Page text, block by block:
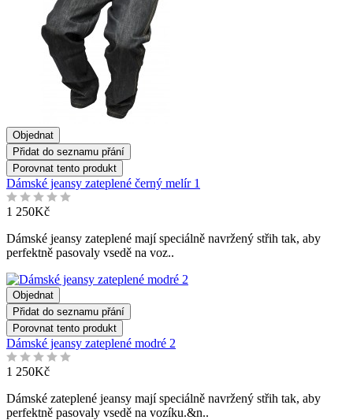
Objednat
Přidat do seznamu přání
Porovnat tento produkt
Dámské jeansy zateplené černý melír 1
1 250Kč
Dámské jeansy zateplené mají speciálně navržený střih tak, aby
perfektně pasovaly vsedě na voz..
Objednat
Přidat do seznamu přání
Porovnat tento produkt
Dámské jeansy zateplené modré 2
1 250Kč
Dámské zateplené jeansy mají speciálně navržený střih tak, aby
perfektně pasovaly vsedě na vozíku.&n..